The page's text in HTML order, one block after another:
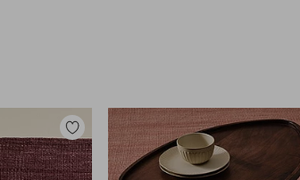
Lisää
suosikkeihin